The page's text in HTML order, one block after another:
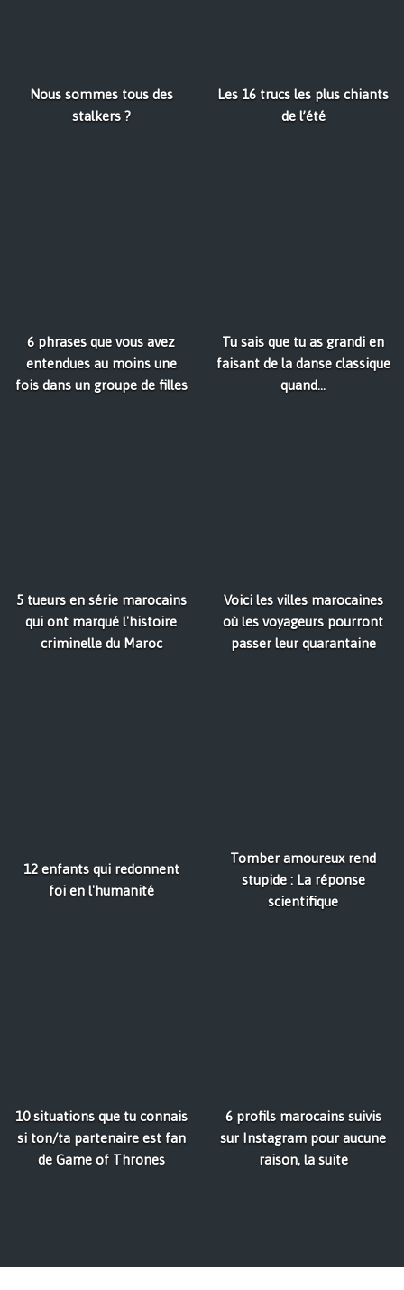
Nous sommes tous des
stalkers ?
Les 16 trucs les plus chiants
de l’été
6 phrases que vous avez
entendues au moins une
fois dans un groupe de filles
Tu sais que tu as grandi en
faisant de la danse classique
quand...
5 tueurs en série marocains
qui ont marqué l'histoire
criminelle du Maroc
Voici les villes marocaines
où les voyageurs pourront
passer leur quarantaine
12 enfants qui redonnent
foi en l'humanité
Tomber amoureux rend
stupide : La réponse
scientifique
10 situations que tu connais
si ton/ta partenaire est fan
de Game of Thrones
6 profils marocains suivis
sur Instagram pour aucune
raison, la suite